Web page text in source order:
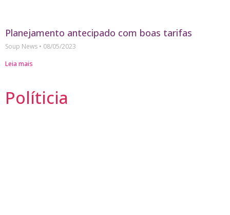
Planejamento antecipado com boas tarifas
Soup News
08/05/2023
Leia mais
Políticia